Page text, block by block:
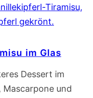
im Glas
Dessert im
Mascarpone und